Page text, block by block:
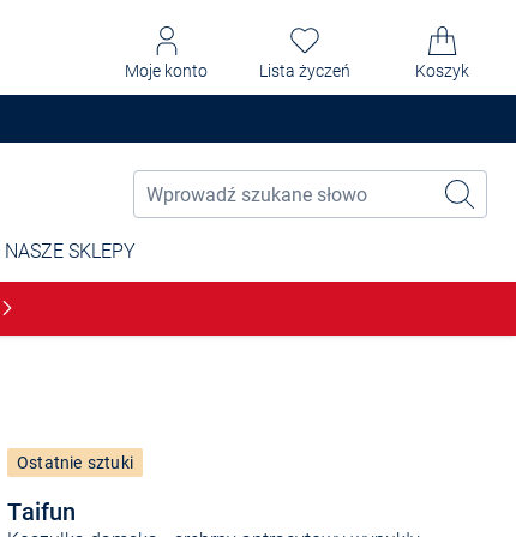
Moje konto Lista życzeń Koszyk
NASZE SKLEPY
Taifun
Ostatnie sztuki